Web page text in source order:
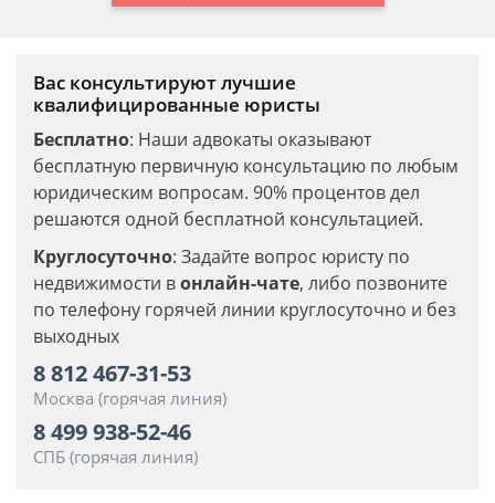
Вас консультируют лучшие
квалифицированные юристы
Бесплатно: Наши адвокаты оказывают
бесплатную первичную консультацию по любым
юридическим вопросам. 90% процентов дел
решаются одной бесплатной консультацией.
Круглосуточно: Задайте вопрос юристу по
недвижимости вонлайн-чате, либо позвоните
по телефону горячей линии круглосуточно и без
выходных
8 812 467-31-53
Москва (горячая линия)
8 499 938-52-46
СПБ (горячая линия)